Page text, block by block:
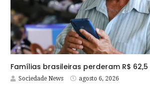
divisor de águas na vida de meninas
Santana até a o final do mês de
Sociedade News agosto 6, 2026